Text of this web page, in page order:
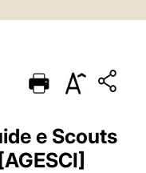
PORTUGUÊS
ESPAÑOL
DEUTSCH
e Scouts